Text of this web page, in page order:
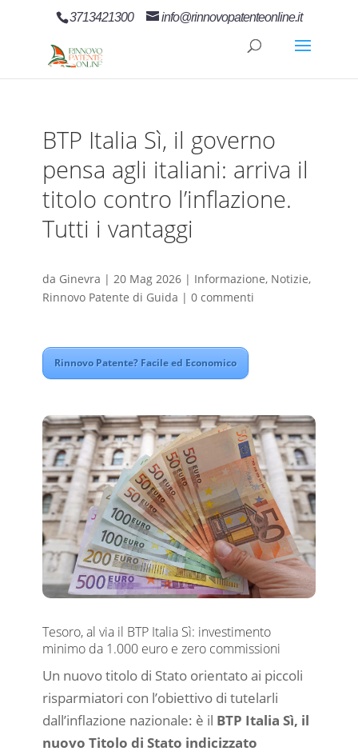
3713421300 info@rinnovopatenteonline.it
BTP Italia Sì, il governo
pensa agli italiani: arriva il
titolo contro l’inflazione.
Tutti i vantaggi
da Ginevra | 20 Mag 2026| Informazione, Notizie,
Rinnovo Patente di Guida | 0 commenti
Rinnovo Patente? Facile ed Economico
Tesoro, al via il BTP Italia Sì: investimento
minimo da 1.000 euro e zero commissioni
Un nuovo titolo di Stato orientato ai piccoli
risparmiatori con l’obiettivo di tutelarli
dall’inflazione nazionale: è il BTP Italia Sì, il
nuovo Titolo di Stato indicizzato